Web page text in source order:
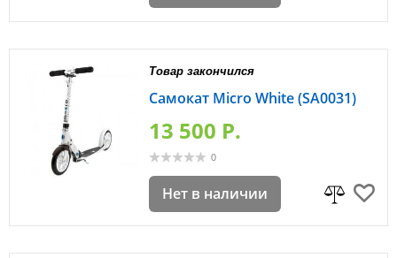
Товар закончился
Самокат Micro White (SA0031)
13 500 P.
0
Нет в наличии